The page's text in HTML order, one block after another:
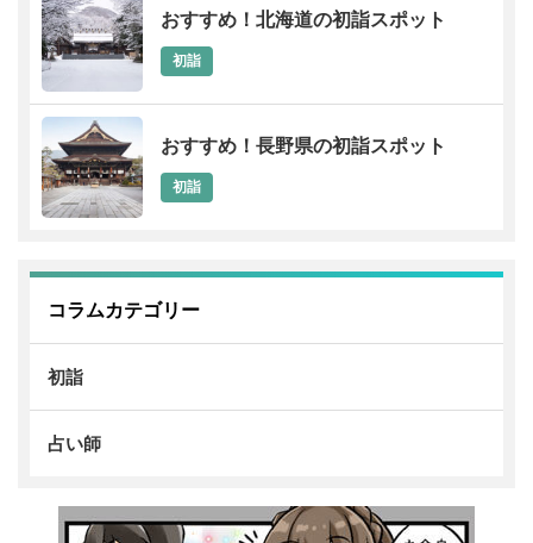
おすすめ！北海道の初詣スポット
初詣
おすすめ！長野県の初詣スポット
初詣
コラムカテゴリー
初詣
占い師